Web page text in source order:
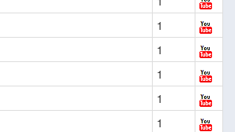
1
1
1
1
1